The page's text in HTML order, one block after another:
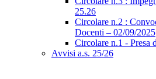
25.26
Circolare n.2 :
Docenti – 02/09/2025
Circolare n.1 - Presa
Avvisi a.s. 25/26